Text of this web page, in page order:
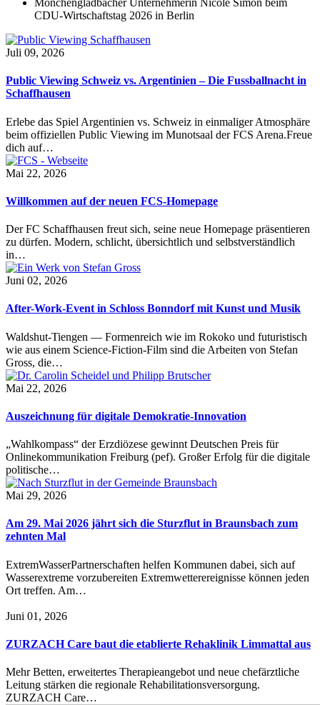
Mönchengladbacher Unternehmerin Nicole Simon beim
CDU-Wirtschaftstag 2026 in Berlin
Juli 09, 2026
Public Viewing Schweiz vs. Argentinien – Die Fussballnacht in
Schaffhausen
Erlebe das Spiel Argentinien vs. Schweiz in einmaliger Atmosphäre
beim offiziellen Public Viewing im Munotsaal der FCS Arena.Freue
dich auf…
Mai 22, 2026
Willkommen auf der neuen FCS-Homepage
Der FC Schaffhausen freut sich, seine neue Homepage präsentieren
zu dürfen. Modern, schlicht, übersichtlich und selbstverständlich
in…
Juni 02, 2026
After-Work-Event in Schloss Bonndorf mit Kunst und Musik
Waldshut-Tiengen — Formenreich wie im Rokoko und futuristisch
wie aus einem Science-Fiction-Film sind die Arbeiten von Stefan
Gross, die…
Mai 22, 2026
Auszeichnung für digitale Demokratie-Innovation
„Wahlkompass“ der Erzdiözese gewinnt Deutschen Preis für
Onlinekommunikation Freiburg (pef). Großer Erfolg für die digitale
politische…
Mai 29, 2026
Am 29. Mai 2026 jährt sich die Sturzflut in Braunsbach zum
zehnten Mal
ExtremWasserPartnerschaften helfen Kommunen dabei, sich auf
Wasserextreme vorzubereiten Extremwetterereignisse können jeden
Ort treffen. Am…
Juni 01, 2026
ZURZACH Care baut die etablierte Rehaklinik Limmattal aus
Mehr Betten, erweitertes Therapieangebot und neue chefärztliche
Leitung stärken die regionale Rehabilitationsversorgung.
ZURZACH Care…